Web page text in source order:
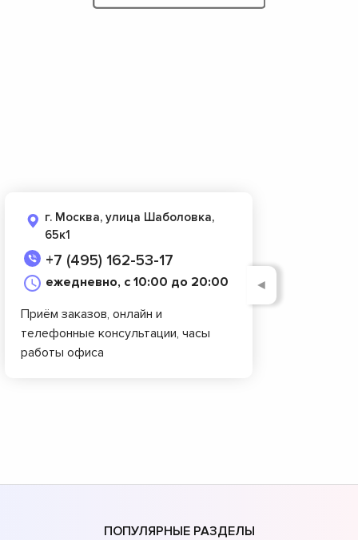
г. Москва, улица Шаболовка,
65к1
+7 (495) 162-53-17
ежедневно, с 10:00 до 20:00
Приём заказов, онлайн и
телефонные консультации, часы
работы офиса
◄
ПОПУЛЯРНЫЕ РАЗДЕЛЫ